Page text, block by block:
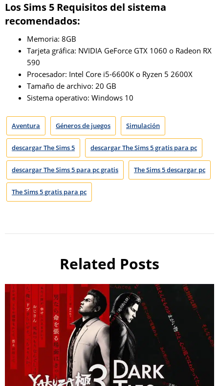
Los Sims 5 Requisitos del sistema
recomendados:
Memoria: 8GB
Tarjeta gráfica: NVIDIA GeForce GTX 1060 o Radeon RX
590
Procesador: Intel Core i5-6600K o Ryzen 5 2600X
Tamaño de archivo: 20 GB
Sistema operativo: Windows 10
Aventura Géneros de juegos Simulación
descargar The Sims 5 descargar The Sims 5 gratis para pc
descargar The Sims 5 para pc gratis The Sims 5 descargar pc
The Sims 5 gratis para pc
Related Posts